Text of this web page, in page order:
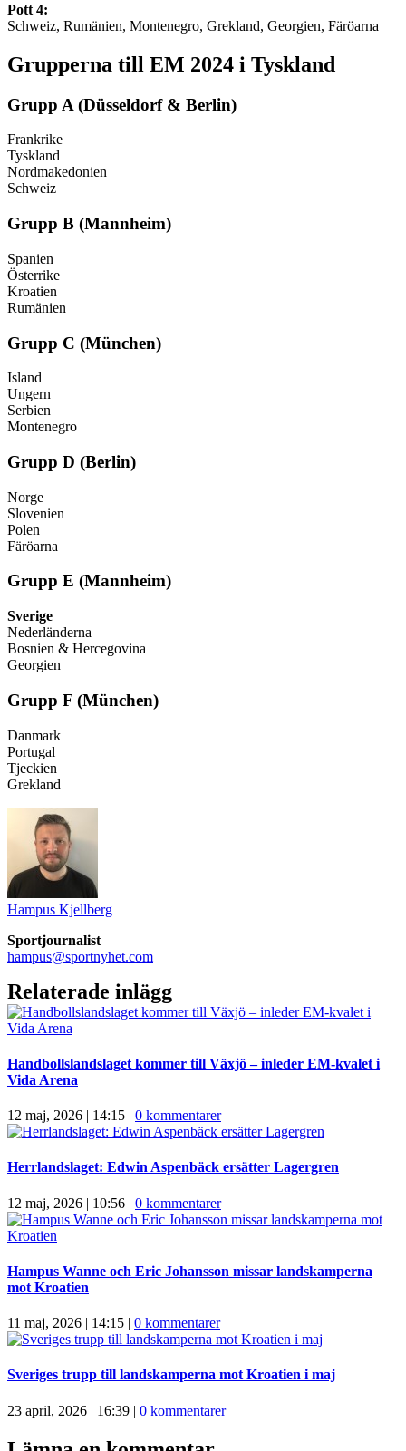
Pott 4:
Schweiz, Rumänien, Montenegro, Grekland, Georgien, Färöarna
Grupperna till EM 2024 i Tyskland
Grupp A (Düsseldorf & Berlin)
Frankrike
Tyskland
Nordmakedonien
Schweiz
Grupp B (Mannheim)
Spanien
Österrike
Kroatien
Rumänien
Grupp C (München)
Island
Ungern
Serbien
Montenegro
Grupp D (Berlin)
Norge
Slovenien
Polen
Färöarna
Grupp E (Mannheim)
Sverige
Nederländerna
Bosnien & Hercegovina
Georgien
Grupp F (München)
Danmark
Portugal
Tjeckien
Grekland
Hampus Kjellberg
Sportjournalist
hampus@sportnyhet.com
Relaterade inlägg
Handbollslandslaget kommer till Växjö – inleder EM-kvalet i
Vida Arena
12 maj, 2026 | 14:15 | 0 kommentarer
Herrlandslaget: Edwin Aspenbäck ersätter Lagergren
12 maj, 2026 | 10:56 | 0 kommentarer
Hampus Wanne och Eric Johansson missar landskamperna
mot Kroatien
11 maj, 2026 | 14:15 | 0 kommentarer
Sveriges trupp till landskamperna mot Kroatien i maj
23 april, 2026 | 16:39 | 0 kommentarer